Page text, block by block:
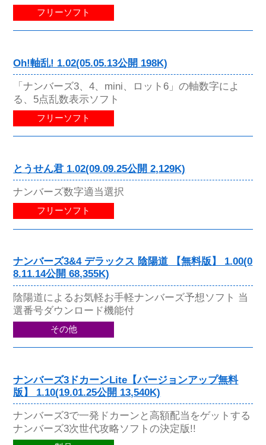
フリーソフト
Oh!軸乱! 1.02(05.05.13公開 198K)
「ナンバーズ3、4、mini、ロット6」の軸数字によ
る、5点乱数表示ソフト
フリーソフト
とうせん君 1.02(09.09.25公開 2,129K)
ナンバーズ数字適当選択
フリーソフト
ナンバーズ3&4 デラックス 陰陽道 【無料版】 1.00(0
8.11.14公開 68,355K)
陰陽道によるお気軽お手軽ナンバーズ予想ソフト 当
選番号ダウンロード機能付
その他
ナンバーズ3ドカーンLite【バージョンアップ無料
版】 1.10(19.01.25公開 13,540K)
ナンバーズ3で一発ドカーンと高額配当をゲットする
ナンバーズ3次世代攻略ソフトの決定版!!